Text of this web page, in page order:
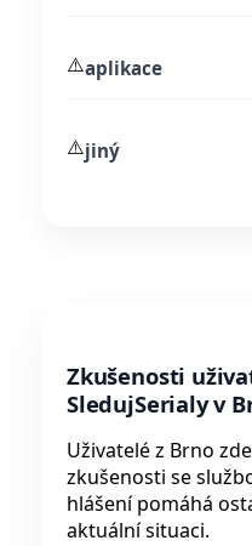
⚠️aplikace
⚠️jiný
Zkušenosti
SledujSerialy v
Uživatelé z Brno
zkušenosti se
hlášení pomáhá
aktuální situaci.